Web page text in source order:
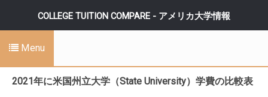
COLLEGE TUITION COMPARE - アメリカ大学情報
Menu
2021年に米国州立大学（State University）学費の比較表